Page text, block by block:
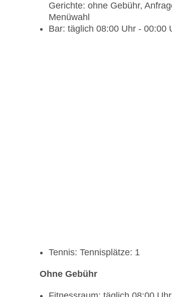
Gerichte: ohne Gebühr,
Menüwahl
Bar: täglich 08:00 Uhr - 00:00
Tennis: Tennisplätze: 1
Ohne Gebühr